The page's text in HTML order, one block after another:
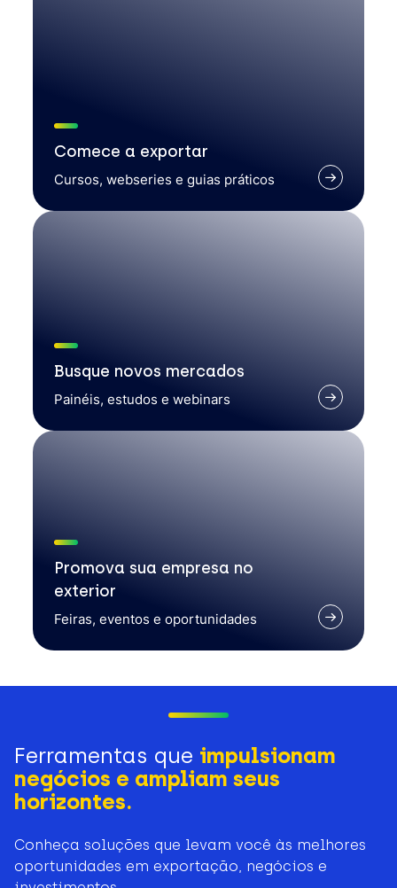
Comece a exportar
Cursos, webseries e guias práticos
Busque novos mercados
Painéis, estudos e webinars
Promova sua empresa no
exterior
Feiras, eventos e oportunidades
Ferramentas que impulsionam
negócios e ampliam seus
horizontes.
Conheça soluções que levam você às melhores
oportunidades em exportação, negócios e